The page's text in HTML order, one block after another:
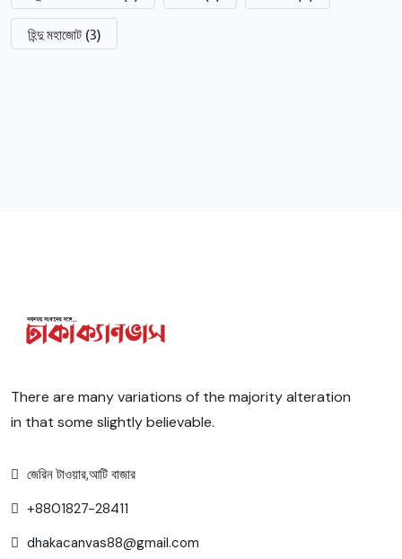
হিন্দু মহাজোট (3)
There are many variations of the majority alteration
in that some slightly believable.
জেরিন টাওয়ার,আটি বাজার
+8801827-28411
dhakacanvas88@gmail.com